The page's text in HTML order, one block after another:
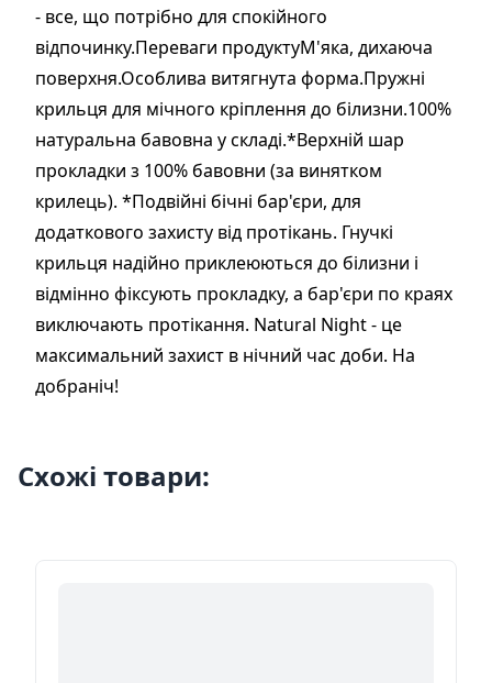
- все, що потрібно для спокійного
відпочинку.Переваги продуктуМ'яка, дихаюча
поверхня.Особлива витягнута форма.Пружні
крильця для мічного кріплення до білизни.100%
натуральна бавовна у складі.*Верхній шар
прокладки з 100% бавовни (за винятком
крилець). *Подвійні бічні бар'єри, для
додаткового захисту від протікань. Гнучкі
крильця надійно приклеюються до білизни і
відмінно фіксують прокладку, а бар'єри по краях
виключають протікання. Natural Night - це
максимальний захист в нічний час доби. На
добраніч!
Схожі товари: